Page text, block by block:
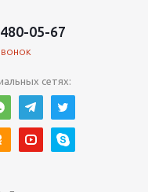
05-67
сетях: